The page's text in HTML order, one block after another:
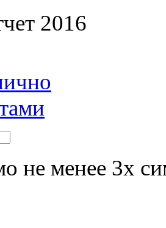
2016
не менее 3х